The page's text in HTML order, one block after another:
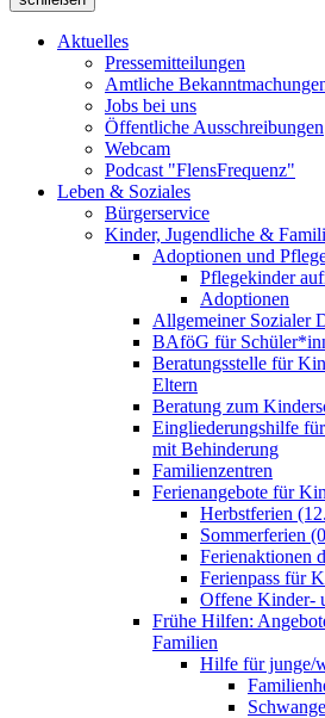
Aktuelles
Pressemitteilungen
Amtliche
Jobs bei uns
Öffentliche Ausschreibungen
Webcam
Podcast "FlensFrequenz"
Leben & Soziales
Bürgerservice
Kinder, Jugendliche &
Adoptionen und
Pflegekinder
Adoptionen
Allgemeiner Sozialer
BAföG für
Beratungsstelle für
Eltern
Beratung zum
Eingliederungshilfe
mit Behinderung
Familienzentren
Ferienangebote für
Herbstferien
Sommerferien
Ferienaktionen
Ferienpass für
Offene Kinder-
Frühe Hilfen:
Familien
Hilfe für junge/